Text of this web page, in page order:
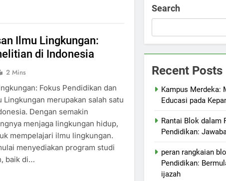
Ilmu Lingkungan:
di Indonesia
2 Mins
Fokus Pendidikan dan
merupakan salah satu
Dengan semakin
menjaga lingkungan hidup,
mempelajari ilmu lingkungan.
menyediakan program studi
baik di…
Search
Recent Posts
Kampus Merdeka:
Educasi pada
Rantai Blok dalam
Pendidikan:
peran rangkaian
Pendidikan:
ijazah